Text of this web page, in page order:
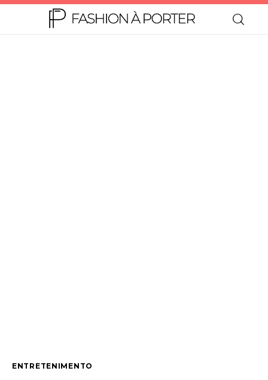
Quem somos
ENTRETENIMENTO